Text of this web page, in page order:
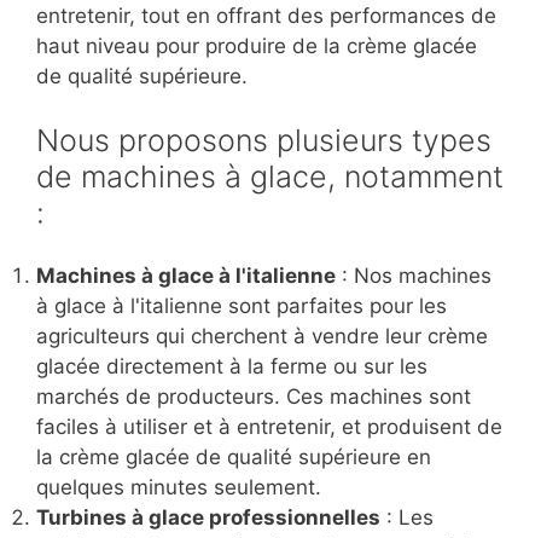
entretenir, tout en offrant des performances de
haut niveau pour produire de la crème glacée
de qualité supérieure.
Nous proposons plusieurs types
de machines à glace, notamment
:
Machines à glace à l'italienne : Nos machines
à glace à l'italienne sont parfaites pour les
agriculteurs qui cherchent à vendre leur crème
glacée directement à la ferme ou sur les
marchés de producteurs. Ces machines sont
faciles à utiliser et à entretenir, et produisent de
la crème glacée de qualité supérieure en
quelques minutes seulement.
Turbines à glace professionnelles : Les